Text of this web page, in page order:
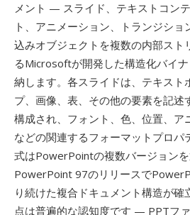
メント — スライド、テキストコン
ト、アニメーション、トランジシ
込みオブジェクトを複数の内部スト
るMicrosoftが開発した構造化バイ
納します。各スライドは、テキスト
プ、画像、表、その他の要素を記述
構成され、フォント、色、位置、ア
などの関連するフォーマットプロパ
式はPowerPointの複数バージョンを
PowerPoint 97のリリースで
り続けた複合ドキュメント構造が確
点は普遍的な認知度です — PPTフ